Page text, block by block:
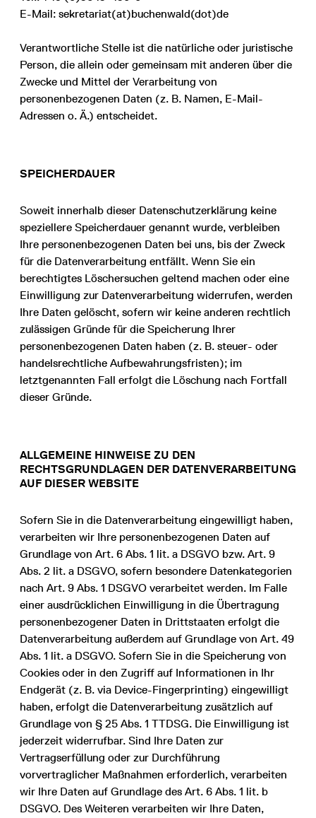
E-Mail: sekretariat(at)buchenwald(dot)de
Verantwortliche Stelle ist die natürliche oder juristische
Person, die allein oder gemeinsam mit anderen über die
Zwecke und Mittel der Verarbeitung von
personenbezogenen Daten (z. B. Namen, E-Mail-
Adressen o. Ä.) entscheidet.
SPEICHERDAUER
Soweit innerhalb dieser Datenschutzerklärung keine
speziellere Speicherdauer genannt wurde, verbleiben
Ihre personenbezogenen Daten bei uns, bis der Zweck
für die Datenverarbeitung entfällt. Wenn Sie ein
berechtigtes Löschersuchen geltend machen oder eine
Einwilligung zur Datenverarbeitung widerrufen, werden
Ihre Daten gelöscht, sofern wir keine anderen rechtlich
zulässigen Gründe für die Speicherung Ihrer
personenbezogenen Daten haben (z. B. steuer- oder
handelsrechtliche Aufbewahrungsfristen); im
letztgenannten Fall erfolgt die Löschung nach Fortfall
dieser Gründe.
ALLGEMEINE HINWEISE ZU DEN
RECHTSGRUNDLAGEN DER DATENVERARBEITUNG
AUF DIESER WEBSITE
Sofern Sie in die Datenverarbeitung eingewilligt haben,
verarbeiten wir Ihre personenbezogenen Daten auf
Grundlage von Art. 6 Abs. 1 lit. a DSGVO bzw. Art. 9
Abs. 2 lit. a DSGVO, sofern besondere Datenkategorien
nach Art. 9 Abs. 1 DSGVO verarbeitet werden. Im Falle
einer ausdrücklichen Einwilligung in die Übertragung
personenbezogener Daten in Drittstaaten erfolgt die
Datenverarbeitung außerdem auf Grundlage von Art. 49
Abs. 1 lit. a DSGVO. Sofern Sie in die Speicherung von
Cookies oder in den Zugriff auf Informationen in Ihr
Endgerät (z. B. via Device-Fingerprinting) eingewilligt
haben, erfolgt die Datenverarbeitung zusätzlich auf
Grundlage von § 25 Abs. 1 TTDSG. Die Einwilligung ist
jederzeit widerrufbar. Sind Ihre Daten zur
Vertragserfüllung oder zur Durchführung
vorvertraglicher Maßnahmen erforderlich, verarbeiten
wir Ihre Daten auf Grundlage des Art. 6 Abs. 1 lit. b
DSGVO. Des Weiteren verarbeiten wir Ihre Daten,